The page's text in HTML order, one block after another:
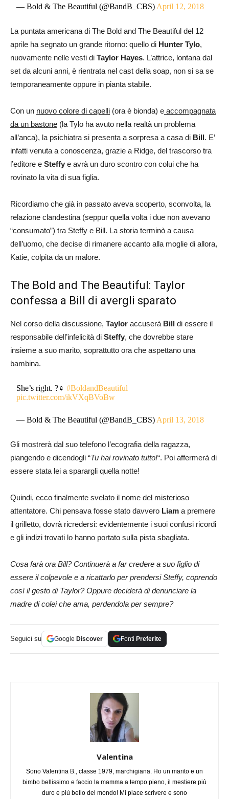
— Bold & The Beautiful (@BandB_CBS) April 12, 2018
La puntata americana di The Bold and The Beautiful del 12
aprile ha segnato un grande ritorno: quello di Hunter Tylo,
nuovamente nelle vesti di Taylor Hayes. L’attrice, lontana dal
set da alcuni anni, è rientrata nel cast della soap, non si sa se
temporaneamente oppure in pianta stabile.
Con un nuovo colore di capelli (ora è bionda) e accompagnata
da un bastone (la Tylo ha avuto nella realtà un problema
all’anca), la psichiatra si presenta a sorpresa a casa di Bill. E’
infatti venuta a conoscenza, grazie a Ridge, del trascorso tra
l’editore e Steffy e avrà un duro scontro con colui che ha
rovinato la vita di sua figlia.
Ricordiamo che già in passato aveva scoperto, sconvolta, la
relazione clandestina (seppur quella volta i due non avevano
“consumato”) tra Steffy e Bill. La storia terminò a causa
dell’uomo, che decise di rimanere accanto alla moglie di allora,
Katie, colpita da un malore.
The Bold and The Beautiful: Taylor
confessa a Bill di avergli sparato
Nel corso della discussione, Taylor accuserà Bill di essere il
responsabile dell’infelicità di Steffy, che dovrebbe stare
insieme a suo marito, soprattutto ora che aspettano una
bambina.
She’s right. ?‍♀️#BoldandBeautiful
pic.twitter.com/ikVXqBVoBw
— Bold & The Beautiful (@BandB_CBS) April 13, 2018
Gli mostrerà dal suo telefono l’ecografia della ragazza,
piangendo e dicendogli “Tu hai rovinato tutto!“. Poi affermerà di
essere stata lei a sparargli quella notte!
Quindi, ecco finalmente svelato il nome del misterioso
attentatore. Chi pensava fosse stato davvero Liam a premere
il grilletto, dovrà ricredersi: evidentemente i suoi confusi ricordi
e gli indizi trovati lo hanno portato sulla pista sbagliata.
Cosa farà ora Bill? Continuerà a far credere a suo figlio di
essere il colpevole e a ricattarlo per prendersi Steffy, coprendo
così il gesto di Taylor? Oppure deciderà di denunciare la
madre di colei che ama, perdendola per sempre?
Seguici su Google Discover Fonti Preferite
Valentina
Sono Valentina B., classe 1979, marchigiana. Ho un marito e un
bimbo bellissimo e faccio la mamma a tempo pieno, il mestiere più
duro e più bello del mondo! Mi piace scrivere e sono